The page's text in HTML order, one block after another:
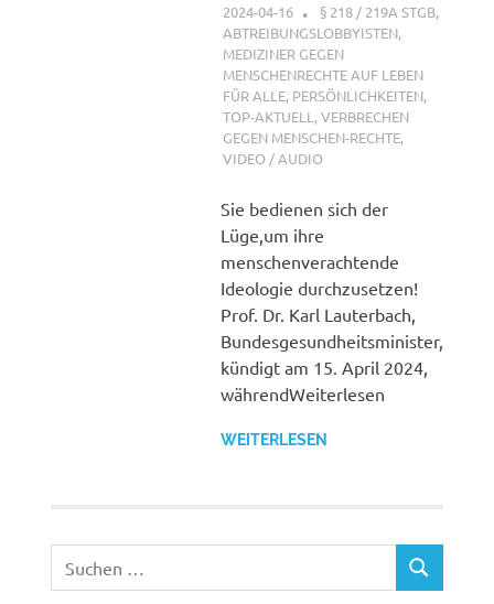
2024-04-16 XX
§ 218 / 219A STGB,
ABTREIBUNGSLOBBYISTEN,
MEDIZINER GEGEN
MENSCHENRECHTE AUF LEBEN
FÜR ALLE, PERSÖNLICHKEITEN,
TOP-AKTUELL ,VERBRECHEN
GEGEN MENSCHEN-RECHTE,
VIDEO / AUDIO
Sie bedienen sich der
Lüge,um ihre
menschenverachtende
Ideologie durchzusetzen!
Prof. Dr. Karl Lauterbach,
Bundesgesundheitsminister,
kündigt am 15. April 2024,
währendWeiterlesen
WEITERLESEN
nach:
SUCHEN